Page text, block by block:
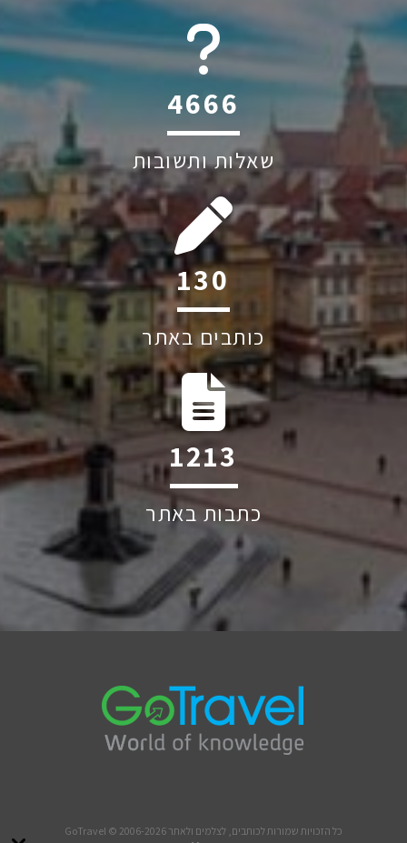
6044
שאלות ותשובות
240
כותבים באתר
2231
כתבות באתר
כל הזכויות שמורות לכותבים, לצלמים ולאתר GoTravel © 2006-2026